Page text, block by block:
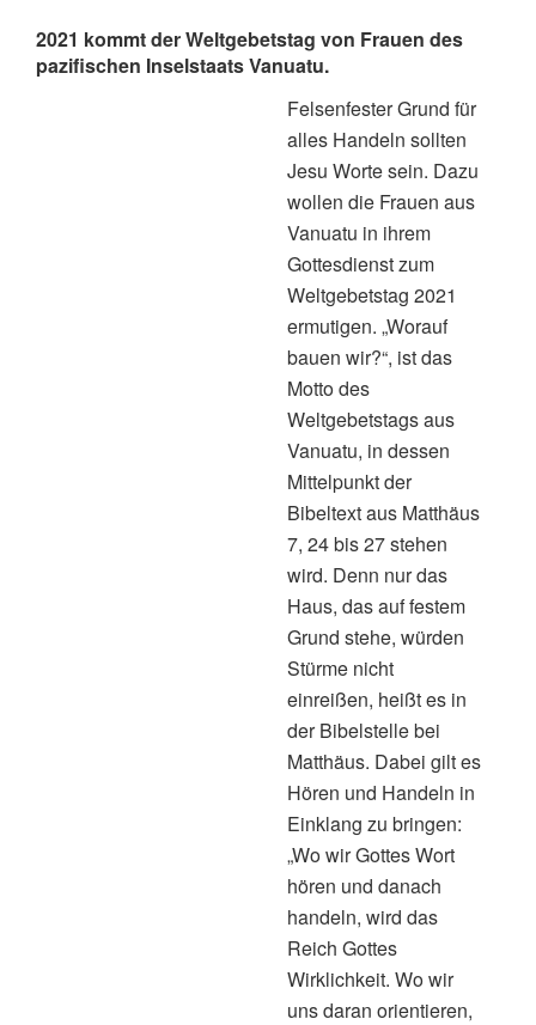
2021 kommt der Weltgebetstag von Frauen des
pazifischen Inselstaats Vanuatu.
Felsenfester Grund für
alles Handeln sollten
Jesu Worte sein. Dazu
wollen die Frauen aus
Vanuatu in ihrem
Gottesdienst zum
Weltgebetstag 2021
ermutigen. „Worauf
bauen wir?“, ist das
Motto des
Weltgebetstags aus
Vanuatu, in dessen
Mittelpunkt der
Bibeltext aus Matthäus
7, 24 bis 27 stehen
wird. Denn nur das
Haus, das auf festem
Grund stehe, würden
Stürme nicht
einreißen, heißt es in
der Bibelstelle bei
Matthäus. Dabei gilt es
Hören und Handeln in
Einklang zu bringen:
„Wo wir Gottes Wort
hören und danach
handeln, wird das
Reich Gottes
Wirklichkeit. Wo wir
uns daran orientieren,